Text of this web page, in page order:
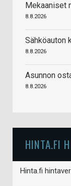
Mekaaniset
8.8.2026
Sähköauton
8.8.2026
Asunnon
8.8.2026
HINTA.FI
Hinta.fi